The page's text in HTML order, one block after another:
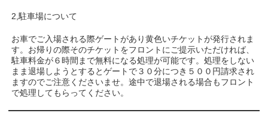
2,駐車場について
お車でご入場される際ゲートがあり黄色いチケットが発行されま
す。お帰りの際そのチケットをフロントにご提示いただければ、
駐車料金が６時間まで無料になる処理が可能です。処理をしない
まま退場しようとするとゲートで３０分につき５００円請求され
ますのでご注意くださいませ。途中で退場される場合もフロント
で処理してもらってください。